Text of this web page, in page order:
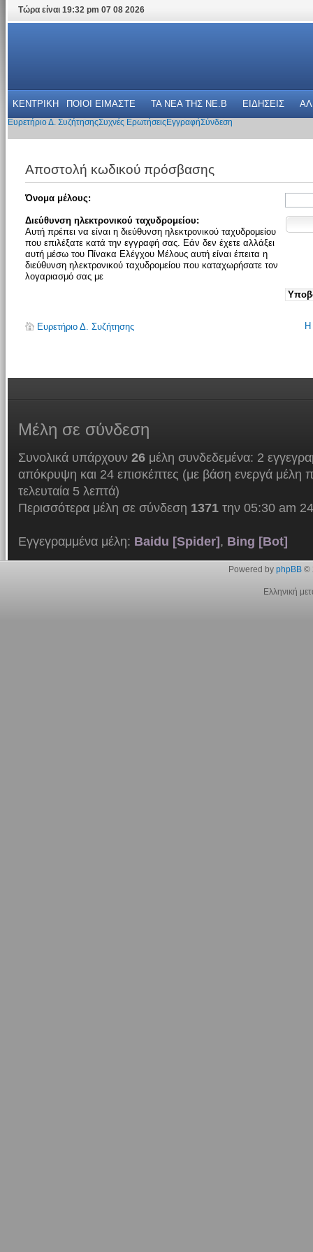
Τώρα είναι 19:32 pm 07 08 2026
ΚΕΝΤΡΙΚΗ ΠΟΙΟΙ ΕΙΜΑΣΤΕ ΤΑ ΝΕΑ THΣ NE.B ΕΙΔΗΣΕΙΣ
Ευρετήριο Δ. ΣυζήτησηςΣυχνές Ερωτήσεις ΕγγραφήΣύνδεση
Αποστολή κωδικού πρόσβασης
Όνομα μέλους:
Διεύθυνση ηλεκτρονικού ταχυδρομείου:
Αυτή πρέπει να είναι η διεύθυνση ηλεκτρονικού ταχυδρομείου
που επιλέξατε κατά την εγγραφή σας. Εάν δεν έχετε αλλάξει
αυτή μέσω του Πίνακα Ελέγχου Μέλους αυτή είναι έπειτα η
διεύθυνση ηλεκτρονικού ταχυδρομείου που καταχωρήσατε τον
λογαριασμό σας με
Ευρετήριο Δ. Συζήτησης Η
Μέλη σε σύνδεση
Συνολικά υπάρχουν 26μέλη συνδεδεμένα: 2
απόκρυψη και 24 επισκέπτες (με βάση ενεργά μέλη
τελευταία 5 λεπτά)
Περισσότερα μέλη σε σύνδεση 1371την 05:30 am
Εγγεγραμμένα μέλη: Baidu [Spider], Bing [Bot]
Powered by phpBB©
Ελληνική